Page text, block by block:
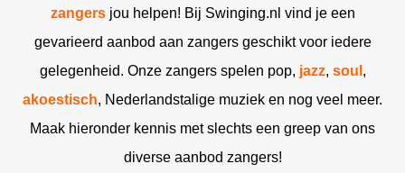
zangersjou helpen! Bij Swinging.nl vind je een
gevarieerd aanbod aan zangers geschikt voor iedere
gelegenheid. Onze zangers spelen pop, jazz, soul ,
akoestisch, Nederlandstalige muziek en nog veel meer.
Maak hieronder kennis met slechts een greep van ons
diverse aanbod zangers!